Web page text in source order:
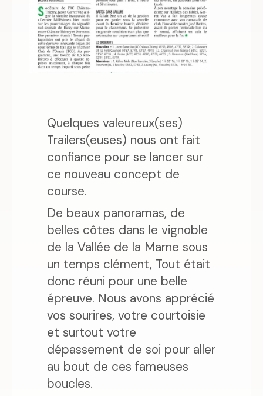
Quelques valeureux(ses)
Trailers(euses) nous ont fait
confiance pour se lancer sur
ce nouveau concept de
course.
De beaux panoramas, de
belles côtes dans le vignoble
de la Vallée de la Marne sous
un temps clément, Tout était
donc réuni pour une belle
épreuve. Nous avons apprécié
vos sourires, votre courtoisie
et surtout votre
dépassement de soi pour aller
au bout de ces fameuses
boucles.